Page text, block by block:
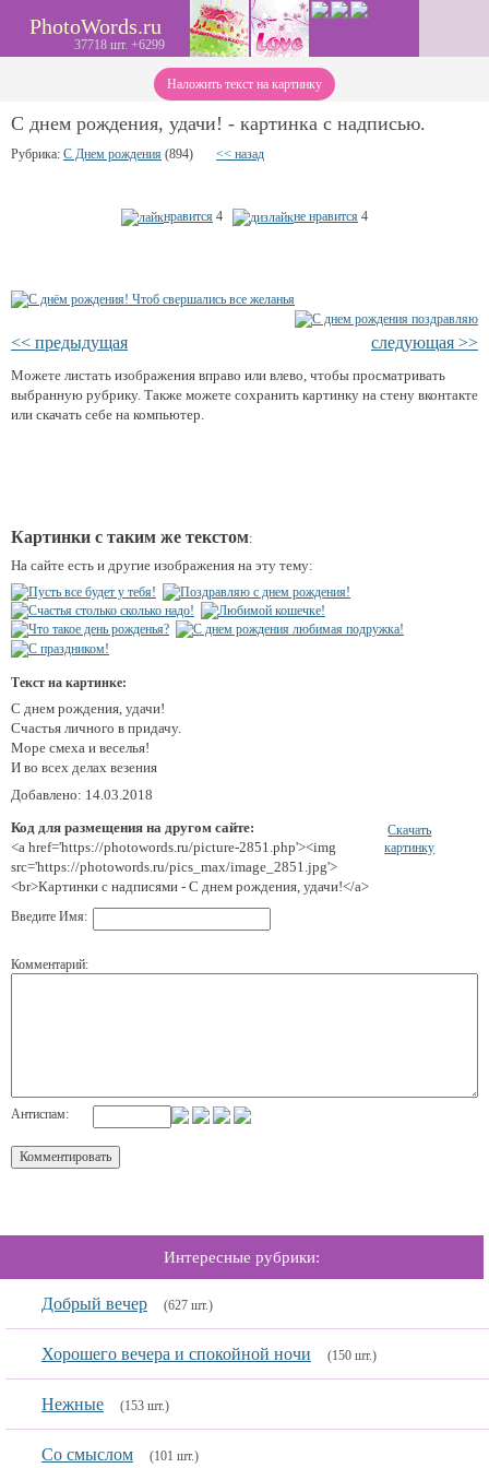
PhotoWords.ru
37718 шт. +6299
Наложить текст на картинку
С днем рождения, удачи! - картинка с надписью.
Рубрика: С Днем рождения (894) << назад
нравится 4 не нравится 4
<< предыдущая следующая >>
Можете листать изображения вправо или влево, чтобы просматривать
выбранную рубрику. Также можете сохранить картинку на стену вконтакте
или скачать себе на компьютер.
Картинки с таким же текстом:
На сайте есть и другие изображения на эту тему:
Текст на картинке:
С днем рождения, удачи!
Счастья личного в придачу.
Море смеха и веселья!
И во всех делах везения
Добавлено: 14.03.2018
Код для размещения на другом сайте:
<a href='https://photowords.ru/picture-2851.php'><img
src='https://photowords.ru/pics_max/image_2851.jpg'>
<br>Картинки с надписями - С днем рождения, удачи!</a>
Скачать
картинку
Введите Имя:
Комментарий:
Антиспам:
Интересные рубрики:
Добрый вечер (627 шт.)
Хорошего вечера и спокойной ночи (150 шт.)
Нежные (153 шт.)
Со смыслом (101 шт.)